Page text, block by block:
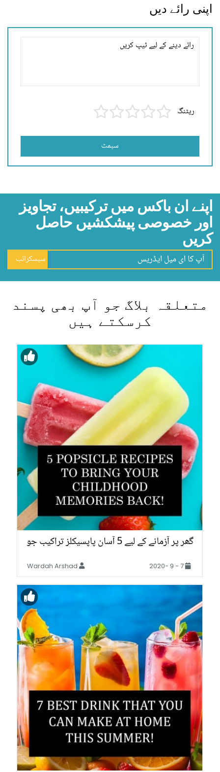
اپنی رائے دیں
ریٹنگ
سبمٹ
اپنے ان باکس میں ترکیبیں، تجاویز
اور خصوصی پیشکشیں حاصل
کریں
سبسکرائب
متعلقہ بلاگ جو آپ بھی پسند
کرسکتے ہیں
گھر پر آزمانے کے لیے 5 آسان پاپسیکلز تراکیب جو